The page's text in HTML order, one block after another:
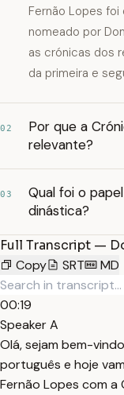
Fernão Lopes
nomeado por
as crónicas dos
da primeira e
02
Por que a
relevante?
03
Qual foi o
dinástica?
Full Transcript —
Copy
SRT MD
00:19
Speaker A
Olá, sejam bem-
português e hoje
Fernão Lopes com a